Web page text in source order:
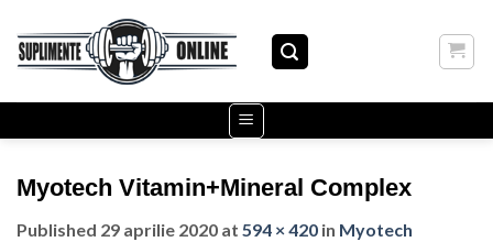
content
Myotech Vitamin+Mineral Complex
Published 29 aprilie 2020 at 594 × 420 in Myotech